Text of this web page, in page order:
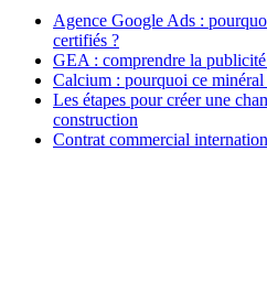
Agence Google Ads :
certifiés ?
GEA : comprendre la
Calcium : pourquoi ce minéral
Les étapes pour créer une
construction
Contrat commercial